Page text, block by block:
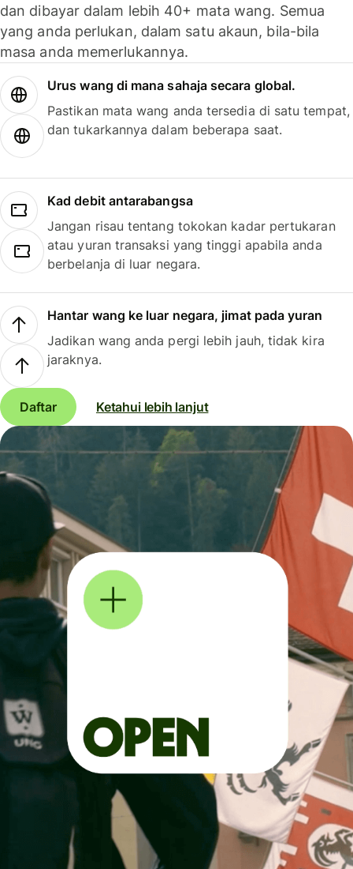
dan dibayar dalam lebih 40+ mata wang. Semua
yang anda perlukan, dalam satu akaun, bila-bila
masa anda memerlukannya.
Urus wang di mana sahaja secara global.
Pastikan mata wang anda tersedia di satu tempat,
dan tukarkannya dalam beberapa saat.
Kad debit antarabangsa
Jangan risau tentang tokokan kadar pertukaran
atau yuran transaksi yang tinggi apabila anda
berbelanja di luar negara.
Hantar wang ke luar negara, jimat pada yuran
Jadikan wang anda pergi lebih jauh, tidak kira
jaraknya.
Daftar Ketahui lebih lanjut